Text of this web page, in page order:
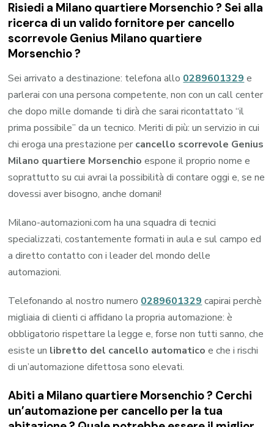
Risiedi a Milano quartiere Morsenchio? Sei alla
ricerca di un valido fornitore per cancello
scorrevole Genius Milano quartiere
Morsenchio?
Sei arrivato a destinazione: telefona allo 0289601329 e
parlerai con una persona competente, non con un call center
che dopo mille domande ti dirà che sarai ricontattato “il
prima possibile” da un tecnico. Meriti di più: un servizio in cui
chi eroga una prestazione per cancello scorrevole Genius
Milano quartiere Morsenchio espone il proprio nome e
soprattutto su cui avrai la possibilità di contare oggi e, se ne
dovessi aver bisogno, anche domani!
Milano-automazioni.com ha una squadra di tecnici
specializzati, costantemente formati in aula e sul campo ed
a diretto contatto con i leader del mondo delle
automazioni.
Telefonando al nostro numero 0289601329 capirai perchè
migliaia di clienti ci affidano la propria automazione: è
obbligatorio rispettare la legge e, forse non tutti sanno, che
esiste un libretto del cancello automatico e che i rischi
di un’automazione difettosa sono elevati.
Abiti a Milano quartiere Morsenchio? Cerchi
un’automazione per cancello per la tua